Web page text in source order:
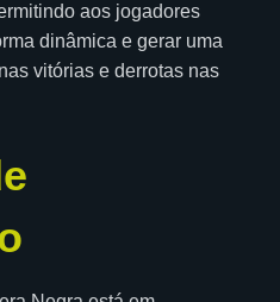
aos jogadores
dinâmica e gerar uma
vitórias e derrotas nas